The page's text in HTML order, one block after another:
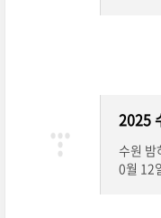
수원 밤
0월 12